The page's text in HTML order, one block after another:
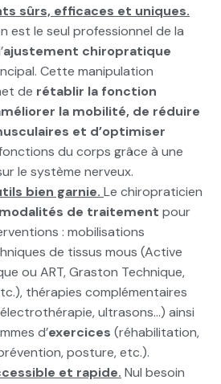
sûrs, efficaces et uniques.
est le seul professionnel de la
ajustement chiropratique
Cette manipulation
de rétablir la fonction
la mobilité, de réduire
et d’optimiser
du corps grâce à une
le système nerveux.
bien garnie. Le chiropraticien
modalités de traitement pour
: mobilisations
de tissus mous (Active
ou ART, Graston Technique,
thérapies complémentaires
ultrasons…) ainsi
d’exercices (réhabilitation,
posture, etc.).
et rapide. Nul besoin